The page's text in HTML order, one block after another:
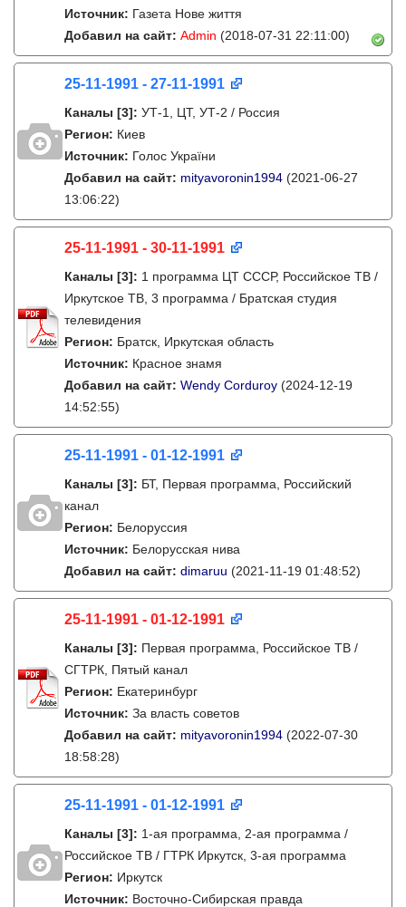
Источник: Газета Нове життя
Добавил на сайт: Admin (2018-07-31 22:11:00)
25-11-1991 - 27-11-1991
Каналы [3]: УТ-1, ЦТ, УТ-2 / Россия
Регион: Киев
Источник: Голос України
Добавил на сайт: mityavoronin1994 (2021-06-27
13:06:22)
25-11-1991 - 30-11-1991
Каналы [3]: 1 программа ЦТ СССР, Российское ТВ /
Иркутское ТВ, 3 программа / Братская студия
телевидения
Регион: Братск, Иркутская область
Источник: Красное знамя
Добавил на сайт: Wendy Corduroy (2024-12-19
14:52:55)
25-11-1991 - 01-12-1991
Каналы [3]: БТ, Первая программа, Российский
канал
Регион: Белоруссия
Источник: Белорусская нива
Добавил на сайт: dimaruu (2021-11-19 01:48:52)
25-11-1991 - 01-12-1991
Каналы [3]: Первая программа, Российское ТВ /
СГТРК, Пятый канал
Регион: Екатеринбург
Источник: За власть советов
Добавил на сайт: mityavoronin1994 (2022-07-30
18:58:28)
25-11-1991 - 01-12-1991
Каналы [3]: 1-ая программа, 2-ая программа /
Российское ТВ / ГТРК Иркутск, 3-ая программа
Регион: Иркутск
Источник: Восточно-Сибирская правда